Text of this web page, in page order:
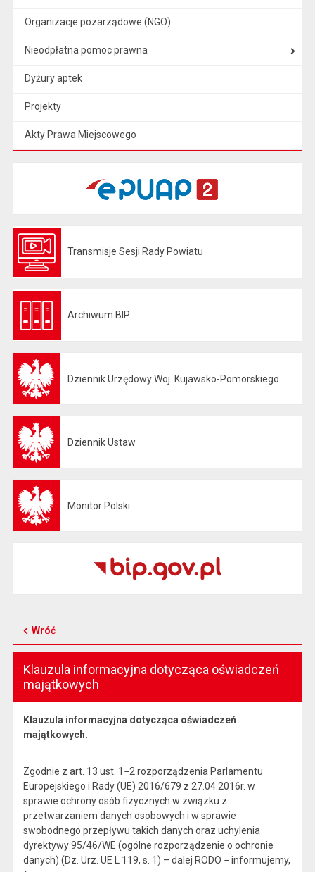
Organizacje pozarządowe (NGO)
Nieodpłatna pomoc prawna
Dyżury aptek
Projekty
Akty Prawa Miejscowego
Transmisje Sesji Rady Powiatu
Archiwum BIP
Dziennik Urzędowy Woj. Kujawsko-Pomorskiego
Dziennik Ustaw
Monitor Polski
Wróć
Klauzula informacyjna dotycząca oświadczeń
majątkowych
Klauzula informacyjna dotycząca oświadczeń
majątkowych.
Zgodnie z art. 13 ust. 1−2 rozporządzenia Parlamentu
Europejskiego i Rady (UE) 2016/679 z 27.04.2016r. w
sprawie ochrony osób fizycznych w związku z
przetwarzaniem danych osobowych i w sprawie
swobodnego przepływu takich danych oraz uchylenia
dyrektywy 95/46/WE (ogólne rozporządzenie o ochronie
danych) (Dz. Urz. UE L 119, s. 1) – dalej RODO − informujemy,